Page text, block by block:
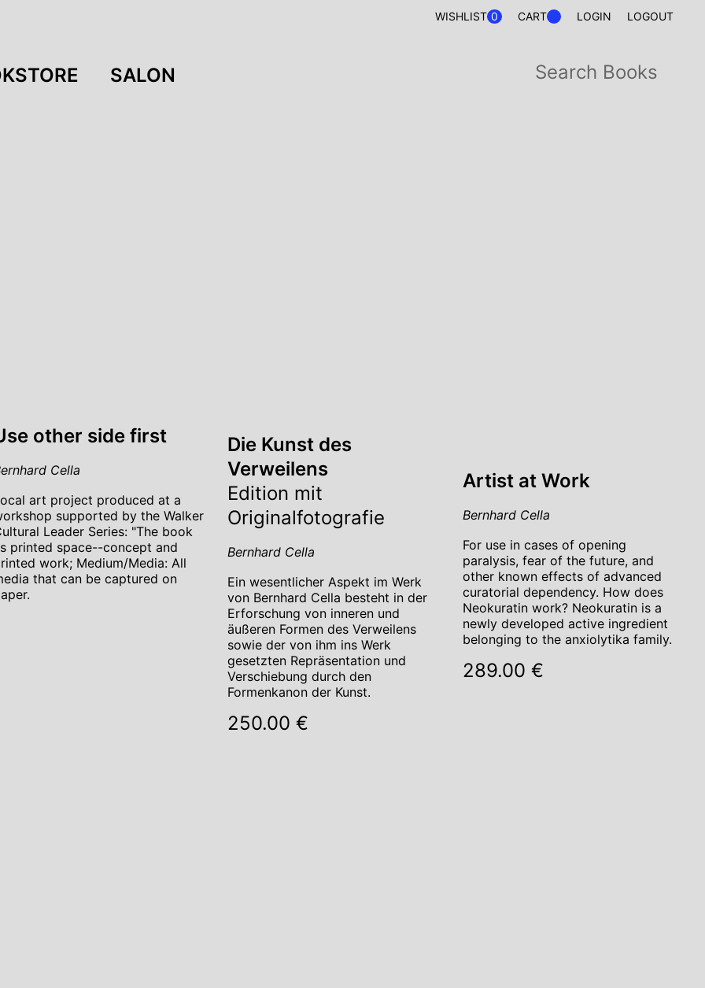
WISHLIST 0 CART LOGIN LOGOUT
SALON
other side first
Cella
art project produced at a
supported by the Walker
Leader Series: "The book
printed space--concept and
work; Medium/Media: All
that can be captured on
Die Kunst des
Verweilens
Edition mit
Originalfotografie
Bernhard Cella
Ein wesentlicher Aspekt im Werk
von Bernhard Cella besteht in der
Erforschung von inneren und
äußeren Formen des Verweilens
sowie der von ihm ins Werk
gesetzten Repräsentation und
Verschiebung durch den
Formenkanon der Kunst.
250.00 €
Artist at Work
Bernhard Cella
For use in cases of opening
paralysis, fear of the future, and
other known effects of advanced
curatorial dependency. How does
Neokuratin work? Neokuratin is a
newly developed active ingredient
belonging to the anxiolytika family.
289.00 €